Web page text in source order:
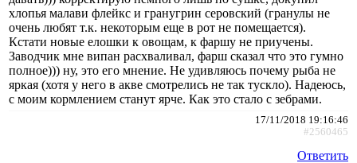
хлопья малави флейкс и гранугрин серовский (гранулы не
очень любят т.к. некоторым еще в рот не помещается).
Кстати новые елошки к овощам, к фаршу не приучены.
Заводчик мне випан расхваливал, фарш сказал что это гумно
полное))) ну, это его мнение. Не удивляюсь почему рыба не
яркая (хотя у него в акве смотрелись не так тускло). Надеюсь,
с моим кормлением станут ярче. Как это стало с зебрами.
17/11/2018 19:16:46
#2560465
Ответить